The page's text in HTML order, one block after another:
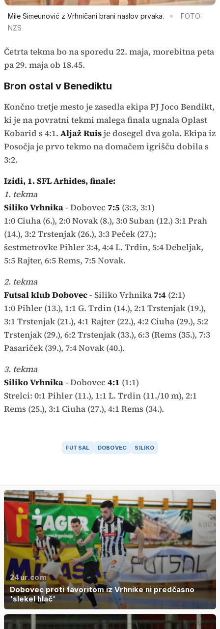
Mile Simeunović z Vrhničani brani naslov prvaka.
FOTO:
NZS
Četrta tekma bo na sporedu 22. maja, morebitna peta
pa 29. maja ob 18.45.
Bron ostal v Benediktu
Končno tretje mesto je zasedla ekipa PJ Joco Bendikt,
ki je na povratni tekmi malega finala ugnala Oplast
Kobarid s 4:1. Aljaž Ruisje dosegel dva gola. Ekipa iz
Posočja je prvo tekmo na domačem igrišču dobila s
3:2.
Izidi, 1. SFL Arhides, finale:
1. tekma
Siliko Vrhnika- Dobovec 7:5 (3:3, 3:1)
1:0 Ciuha (6.), 2:0 Novak (8.), 3:0 Suban (12.) 3:1 Prah
(14.), 3:2 Trstenjak (26.), 3:3 Peček (27.);
šestmetrovke Pihler 3:4, 4:4 L. Trdin, 5:4 Debeljak,
5:5 Rajter, 6:5 Rems, 7:5 Novak.
2. tekma
Futsal klub Dobovec- Siliko Vrhnika 7:4 (2:1)
1:0 Pihler (13.), 1:1 G. Trdin (14.), 2:1 Trstenjak (19.),
3:1 Trstenjak (21.), 4:1 Rajter (22.), 4:2 Ciuha (29.), 5:2
Trstenjak (29.), 6:2 Trstenjak (33.), 6:3 (Rems (35.), 7:3
Pasariček (39.), 7:4 Novak (40.).
3. tekma
Siliko Vrhnika- Dobovec4:1 (1:1)
Strelci: 0:1 Pihler (11.), 1:1 L. Trdin (11./10 m), 2:1
Rems (25.), 3:1 Ciuha (27.), 4:1 Rems (34.).
FUTSAL DOBOVEC SILIKO
24ur.com
Dobovec proti favoritom iz Vrhnike ni predčasno
'slekel hlač'